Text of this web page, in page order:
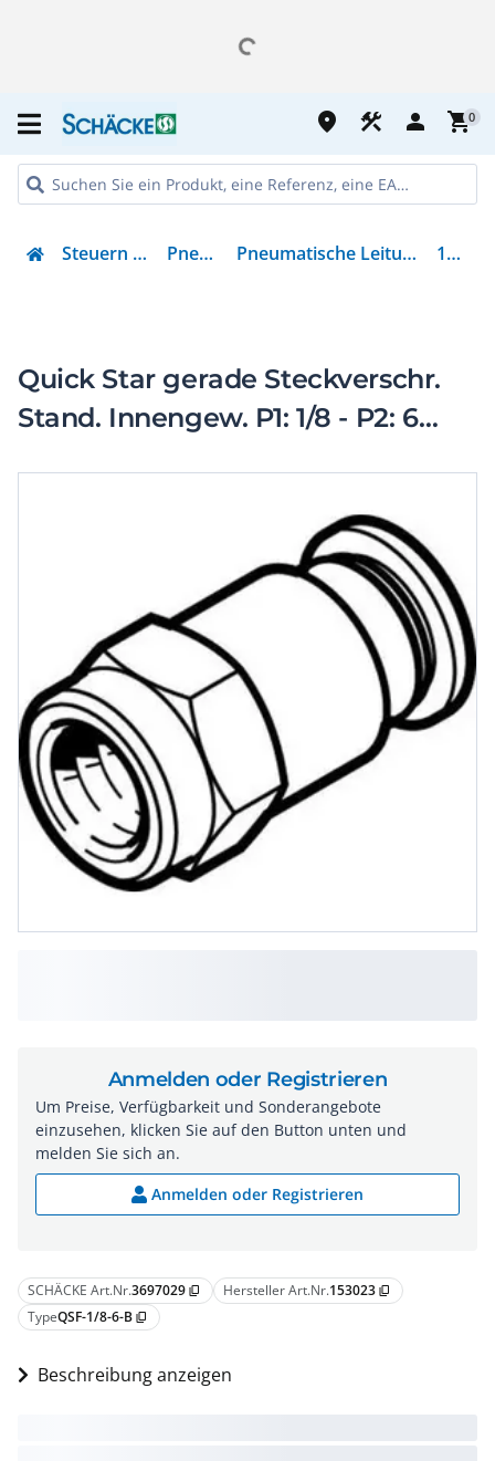
place construction person shopping_cart0
Steuern & Regeln Pneumatik Pneumatische Leitungsverbindung 153023
Quick Star gerade Steckverschr.
Stand. Innengew. P1: 1/8 - P2: 6
SCHÄCKE Art.Nr.3697029 content_copy Hersteller Art.Nr.153023 content_copy
TypeQSF-1/8-6-B content_copy
Beschreibung anzeigen
Anmelden oder Registrieren
Um Preise, Verfügbarkeit und Sonderangebote
einzusehen, klicken Sie auf den Button unten und
melden Sie sich an.
Anmelden oder Registrieren